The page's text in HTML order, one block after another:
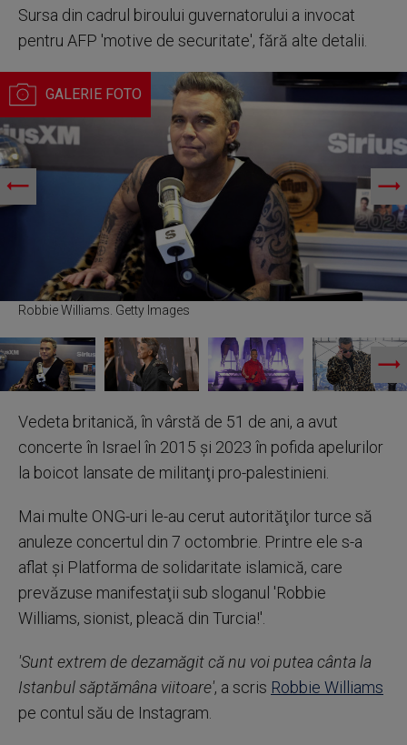
Sursa din cadrul biroului guvernatorului a invocat
pentru AFP 'motive de securitate', fără alte detalii.
Robbie Williams. Getty Images
Vedeta britanică, în vârstă de 51 de ani, a avut
concerte în Israel în 2015 şi 2023 în pofida apelurilor
la boicot lansate de militanţi pro-palestinieni.
Mai multe ONG-uri le-au cerut autorităţilor turce să
anuleze concertul din 7 octombrie. Printre ele s-a
aflat şi Platforma de solidaritate islamică, care
prevăzuse manifestaţii sub sloganul 'Robbie
Williams, sionist, pleacă din Turcia!'.
'Sunt extrem de dezamăgit că nu voi putea cânta la
Istanbul săptămâna viitoare', a scris Robbie Williams
pe contul său de Instagram.